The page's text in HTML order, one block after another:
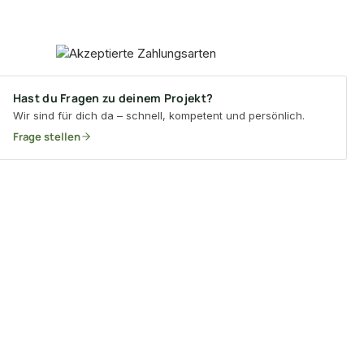
Hast du Fragen zu deinem Projekt?
Wir sind für dich da – schnell, kompetent und persönlich.
Frage stellen